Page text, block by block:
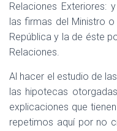
Relaciones Exteriores:
las firmas del Ministro
República y la de éste
Relaciones.
Al hacer el estudio de
las hipotecas
explicaciones que
repetimos aquí por no